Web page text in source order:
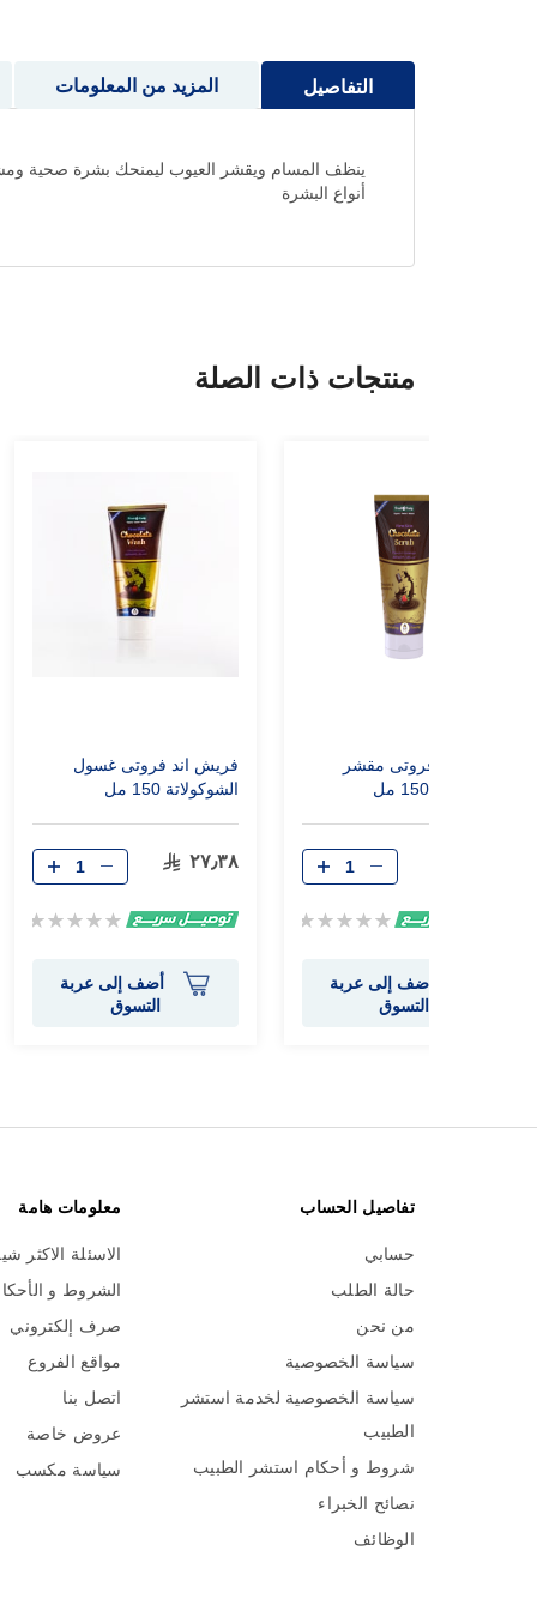
معرض
التفاصيل
ينظف المسام ويقشر العيوب ليمنحك بشرة صحية
أنواع البشرة
المزيد من المعلومات
منتجات ذات الصلة
فريش اند فروتى مقشر
Rating:
أضف إلى عربة
التسوق
فريش اند فروتى غسول
الشوكولاتة 150 مل
٢٧٫٣٨
Rating:
أضف إلى عربة
التسوق
تفاصيل الحساب
حسابي
حالة الطلب
من نحن
سياسة الخصوصية
سياسة الخصوصية لخدمة استشر
الطبيب
شروط و أحكام استشر الطبيب
نصائح الخبراء
الوظائف
معلومات هامة
الاسئلة الاكثر
الشروط و
صرف إلكتروني
مواقع الفروع
اتصل بنا
عروض خاصة
سياسة مكسب